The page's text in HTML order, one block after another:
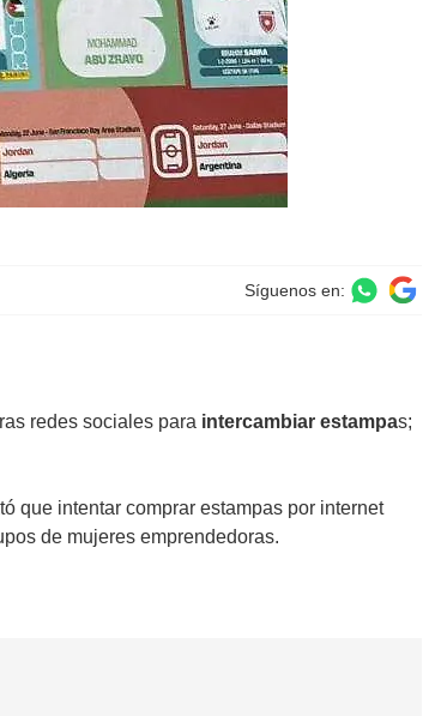
Síguenos en:
redes sociales para intercambiar estampas;
que intentar comprar estampas por internet
de mujeres emprendedoras.